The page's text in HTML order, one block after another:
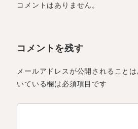
コメントはありません。
コメントを残す
メールアドレスが公開されることは
いている欄は必須項目です